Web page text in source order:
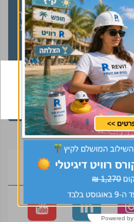
" היה תהליך מדהים תוך
כמה ימים מרגע התחלת
התהליך עם נטע כבר
התקבלתי לעבודה
וסגרנו חוזה אין מילים
לתאר אחרי שנה שאני
מחפש נטע מצאה לי
ביומיים"
שלומי, עוזר
לוגיסטי
Powered by